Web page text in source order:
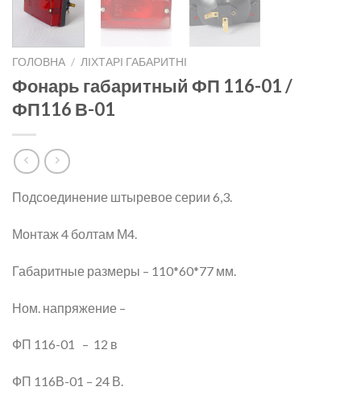
ГОЛОВНА / ЛІХТАРІ ГАБАРИТНІ
Фонарь габаритный ФП 116-01 /
ФП116 В-01
Подсоединение штыревое серии 6,3.
Монтаж 4 болтам М4.
Габаритные размеры – 110*60*77 мм.
Ном. напряжение –
ФП 116-01 – 12 в
ФП 116В-01 – 24 В.